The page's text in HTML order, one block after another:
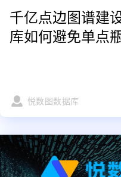
千亿点边图谱建
库如何避免单点
悦数图数据库